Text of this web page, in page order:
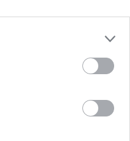
μια πλήρως
έως και
και τη